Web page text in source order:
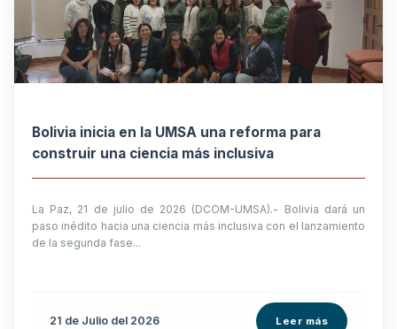
Bolivia inicia en la UMSA una reforma para
construir una ciencia más inclusiva
La Paz, 21 de julio de 2026 (DCOM-UMSA).- Bolivia dará un
paso inédito hacia una ciencia más inclusiva con el lanzamiento
de la segunda fase...
21 de Julio del 2026 Leer más